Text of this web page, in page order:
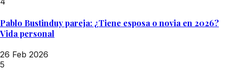
Pablo Bustinduy pareja: ¿Tiene esposa o novia en 2026?
Vida personal
26 Feb 2026
5